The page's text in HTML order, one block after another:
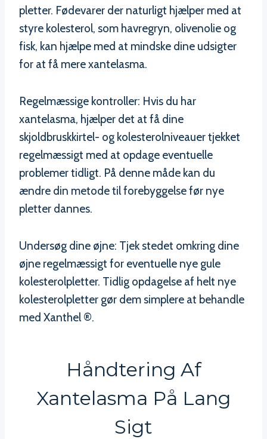
pletter. Fødevarer der naturligt hjælper med at
styre kolesterol, som havregryn, olivenolie og
fisk, kan hjælpe med at mindske dine udsigter
for at få mere xantelasma.
Regelmæssige kontroller: Hvis du har
xantelasma, hjælper det at få dine
skjoldbruskkirtel- og kolesterolniveauer tjekket
regelmæssigt med at opdage eventuelle
problemer tidligt. På denne måde kan du
ændre din metode til forebyggelse før nye
pletter dannes.
Undersøg dine øjne: Tjek stedet omkring dine
øjne regelmæssigt for eventuelle nye gule
kolesterolpletter. Tidlig opdagelse af helt nye
kolesterolpletter gør dem simplere at behandle
med Xanthel ®.
Håndtering Af
Xantelasma På Lang
Sigt